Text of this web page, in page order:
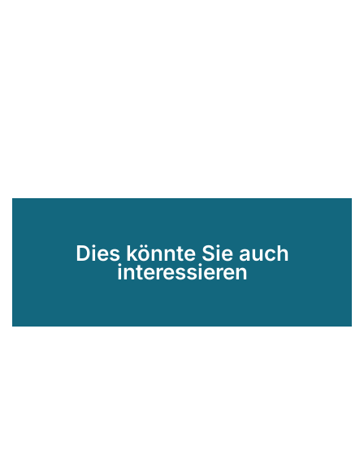
Dies könnte Sie auch
interessieren